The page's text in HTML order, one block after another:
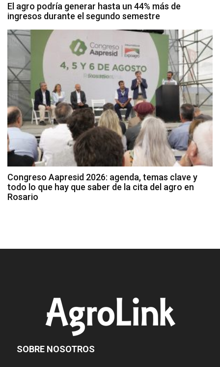
El agro podría generar hasta un 44% más de
ingresos durante el segundo semestre
Congreso Aapresid 2026: agenda, temas clave y
todo lo que hay que saber de la cita del agro en
Rosario
SOBRE NOSOTROS